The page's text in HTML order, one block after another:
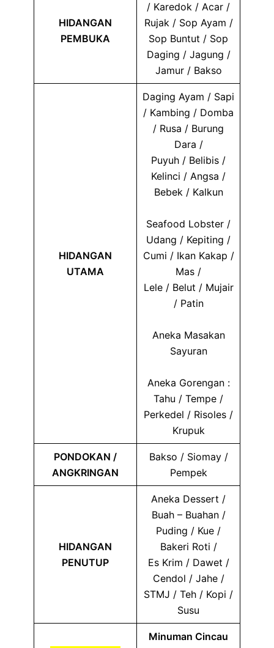
HIDANGAN
PEMBUKA
/ Karedok / Acar /
Rujak / Sop Ayam /
Sop Buntut / Sop
Daging / Jagung /
Jamur / Bakso
HIDANGAN
UTAMA
Daging Ayam / Sapi
/ Kambing / Domba
/ Rusa / Burung
Dara /
Puyuh / Belibis /
Kelinci / Angsa /
Bebek / Kalkun
Seafood Lobster /
Udang / Kepiting /
Cumi / Ikan Kakap /
Mas /
Lele / Belut / Mujair
/ Patin
Aneka Masakan
Sayuran
Aneka Gorengan :
Tahu / Tempe /
Perkedel / Risoles /
Krupuk
PONDOKAN /
ANGKRINGAN
Bakso / Siomay /
Pempek
HIDANGAN
PENUTUP
Aneka Dessert /
Buah – Buahan /
Puding / Kue /
Bakeri Roti /
Es Krim / Dawet /
Cendol / Jahe /
STMJ / Teh / Kopi /
Susu
Minuman Cincau